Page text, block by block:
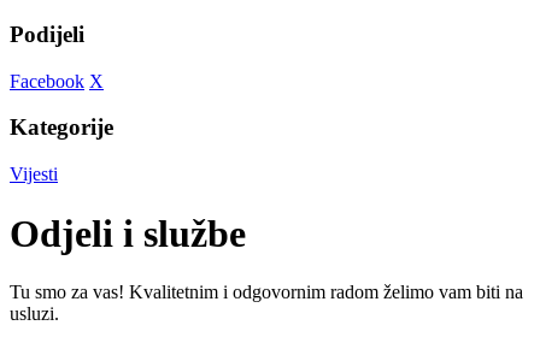
Podijeli
Facebook X
Kategorije
Vijesti
Odjeli i službe
Tu smo za vas! Kvalitetnim i odgovornim radom želimo vam biti na
usluzi.